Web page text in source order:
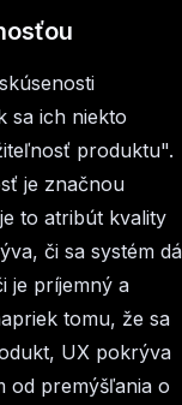
sa ich niekto
produktu".
je značnou
to atribút kvality
či sa systém dá
je príjemný a
tomu, že sa
UX pokrýva
od premýšľania o